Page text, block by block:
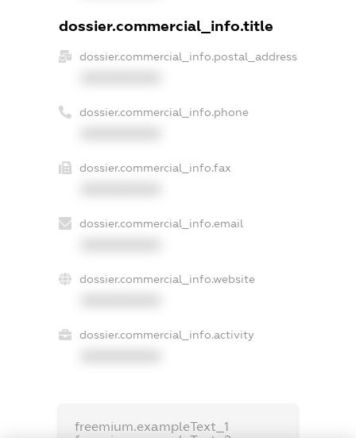
dossier.commercial_info.title
dossier.commercial_info.postal_address
dossier.commercial_info.phone
dossier.commercial_info.fax
dossier.commercial_info.email
dossier.commercial_info.website
dossier.commercial_info.activity
freemium.exampleText_1